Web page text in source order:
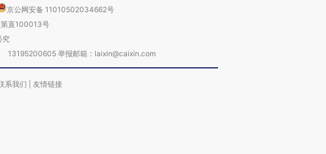
京公网安备 11010502034662号
直100013号
究
13195200605 举报邮箱：laixin@caixin.com
系我们 友情链接